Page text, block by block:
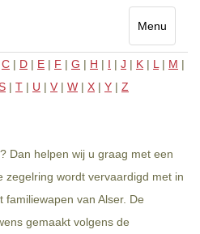
Menu
Toggle
C | D | E | F | G | H | I | J | K | L | M |
| T | U | V | W | X | Y | Z
Dan helpen wij u graag met een
zegelring wordt vervaardigd met in
van Alser. De
gemaakt volgens de